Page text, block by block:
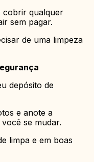
cobrir qualquer
sem pagar.
de uma limpeza
depósito de
e anote a
se mudar.
limpa e em boas